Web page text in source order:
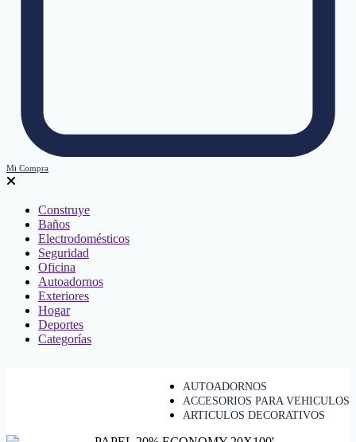
Mi Compra
Construye
Baños
Electrodomésticos
Seguridad
Oficina
Autoadornos
Exteriores
Hogar
Deportes
Categorías
AUTOADORNOS
ACCESORIOS PARA VEHICULOS
ARTICULOS DECORATIVOS